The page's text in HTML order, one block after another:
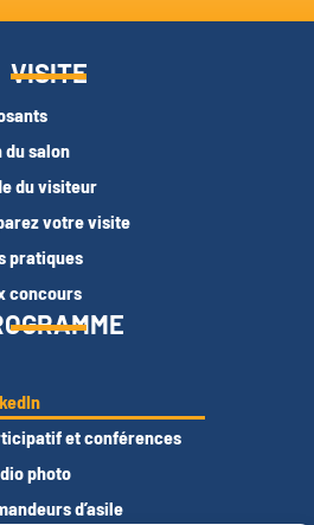
VISITE
du salon
du visiteur
votre visite
pratiques
concours
et conférences
photo
d’asile